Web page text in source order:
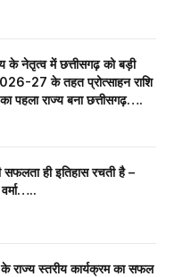
के नेतृत्व में छत्तीसगढ़ को बड़ी
27 के तहत प्रोत्साहन राशि
पहला राज्य बना छत्तीसगढ़….
सफलता ही इतिहास रचती है –
के राज्य स्तरीय कार्यक्रम का सफल